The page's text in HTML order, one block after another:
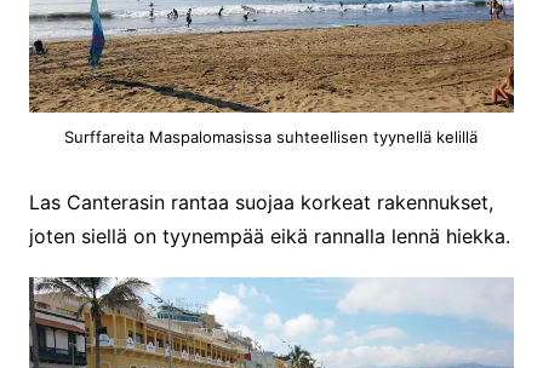
Surffareita Maspalomasissa suhteellisen tyynellä kelillä
Las Canterasin rantaa suojaa korkeat rakennukset,
joten siellä on tyynempää eikä rannalla lennä hiekka.